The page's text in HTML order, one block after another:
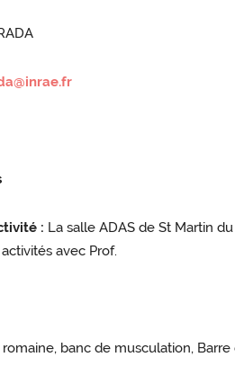
: La salle ADAS de St Martin
avec Prof.
romaine, banc de musculation, Barre